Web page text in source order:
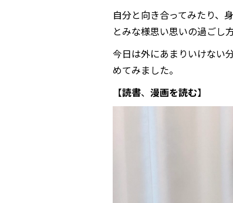
自分と向き合ってみたり、
とみな様思い思いの過ごし
今日は外にあまりいけない
めてみました。
【読書、 漫画を読む】